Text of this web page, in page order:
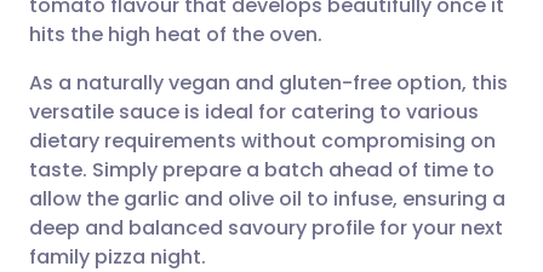
Compartir en X
Compartir vía WhatsApp
Copiar enlace
🇮🇳 हिन्दी
🇸🇦 عربي 🇸🇪 Svenska
hits the high heat of the oven.
As a naturally vegan and gluten-free option, this
versatile sauce is ideal for catering to various
dietary requirements without compromising on
taste. Simply prepare a batch ahead of time to
allow the garlic and olive oil to infuse, ensuring a
deep and balanced savoury profile for your next
family pizza night.